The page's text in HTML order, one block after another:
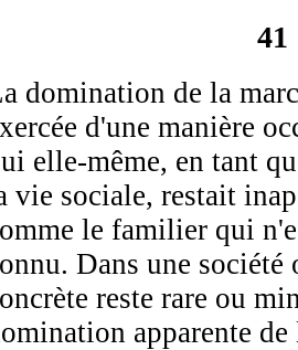
41
domination de la
d'une manière
elle-même, en tant
vie sociale, restait
le familier qui
Dans une société
reste rare ou
apparente